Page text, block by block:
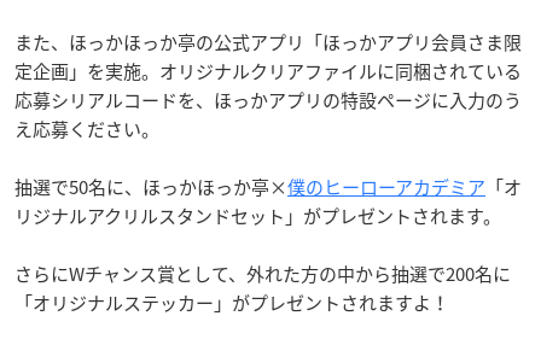
また、ほっかほっか亭の公式アプリ「ほっかアプリ会員さま限
定企画」を実施。オリジナルクリアファイルに同梱されている
応募シリアルコードを、ほっかアプリの特設ページに入力のう
え応募ください。
抽選で50名に、ほっかほっか亭×僕のヒーローアカデミア 「オ
リジナルアクリルスタンドセット」がプレゼントされます。
さらにWチャンス賞として、外れた方の中から抽選で200名に
「オリジナルステッカー」がプレゼントされますよ！